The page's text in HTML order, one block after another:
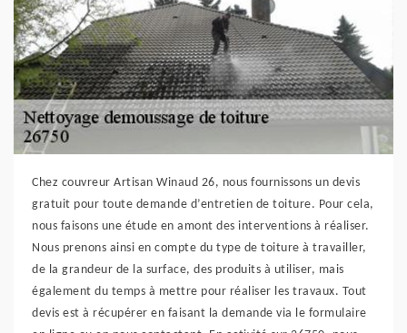
Chez couvreur Artisan Winaud 26, nous fournissons un devis
gratuit pour toute demande d’entretien de toiture. Pour cela,
nous faisons une étude en amont des interventions à réaliser.
Nous prenons ainsi en compte du type de toiture à travailler,
de la grandeur de la surface, des produits à utiliser, mais
également du temps à mettre pour réaliser les travaux. Tout
devis est à récupérer en faisant la demande via le formulaire